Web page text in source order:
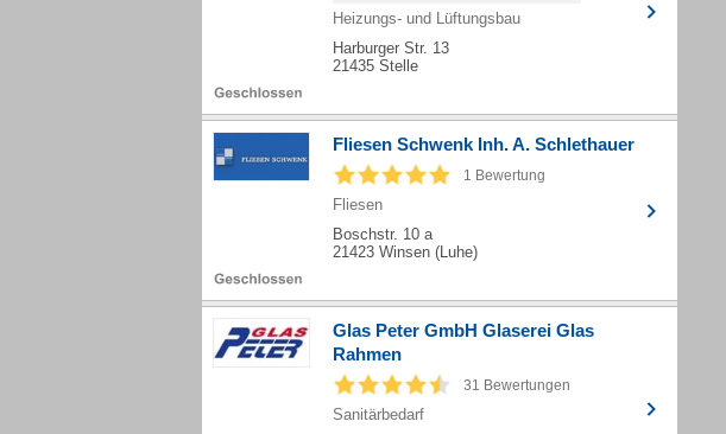
Heizungs- und Lüftungsbau
Harburger Str. 13
21435 Stelle
Fliesen Schwenk Inh. A. Schlethauer
1 Bewertung
Fliesen
Boschstr. 10 a
21423 Winsen (Luhe)
Glas Peter GmbH Glaserei Glas
Rahmen
31 Bewertungen
Sanitärbedarf